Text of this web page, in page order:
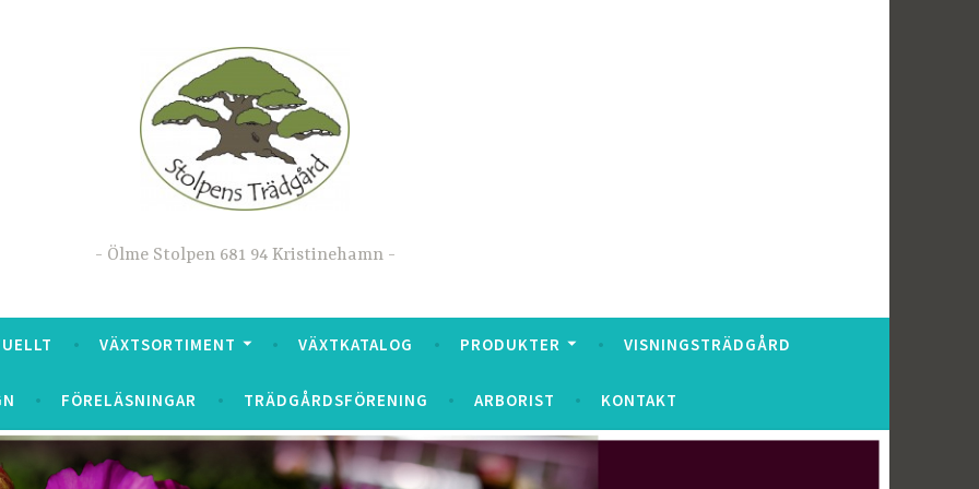
Ölme Stolpen 681 94 Kristinehamn
VÄXTSORTIMENT VÄXTKATALOG PRODUKTER VISNINGSTRÄDGÅRD
FÖRELÄSNINGAR TRÄDGÅRDSFÖRENING ARBORIST KONTAKT